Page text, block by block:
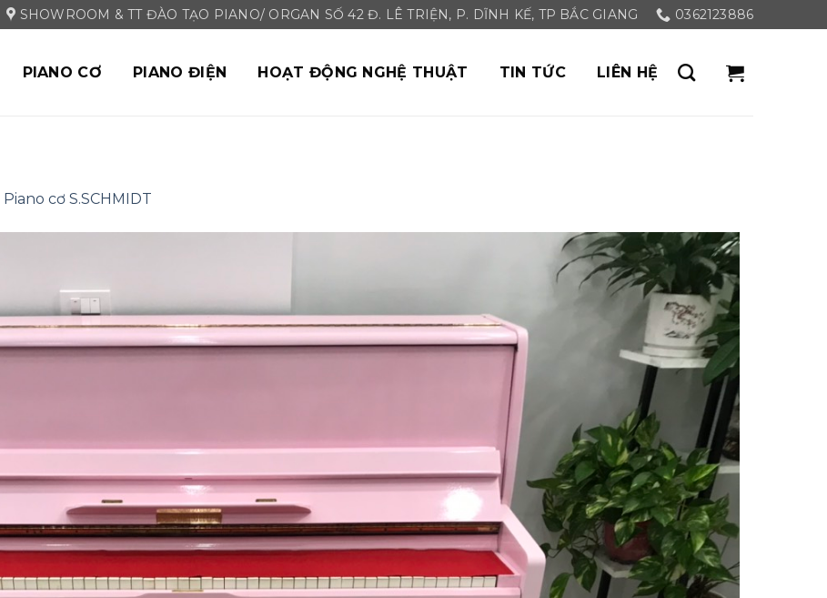
SHOWROOM & TT ĐÀO TẠO PIANO/ ORGAN SỐ 42 Đ. LÊ TRIỆN, P. DĨNH KẾ, TP BẮC GIANG 0362123886
PIANO CƠ PIANO ĐIỆN HOẠT ĐỘNG NGHỆ THUẬT TIN TỨC LIÊN HỆ
Piano cơ S.SCHMIDT